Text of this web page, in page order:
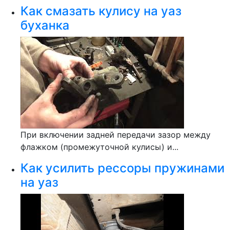
Как смазать кулису на уаз
буханка
При включении задней передачи зазор между
флажком (промежуточной кулисы) и...
Как усилить рессоры пружинами
на уаз